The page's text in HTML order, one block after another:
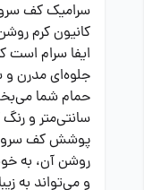
سرامیک کف
کانیون کرم
ایفا سرام است
جلوه‌ای مدرن
سانتی‌متر و رنگ
پوشش کف
روشن آن، به
و می‌تواند به